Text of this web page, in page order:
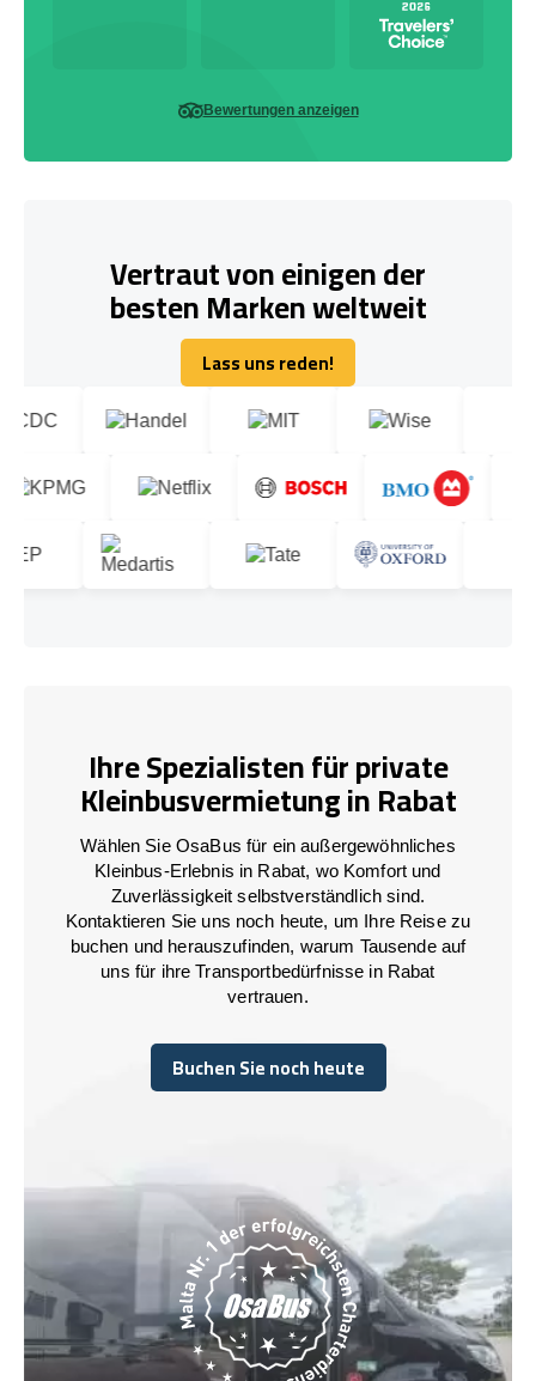
Bewertungen anzeigen
Vertraut von einigen der
besten Marken weltweit
Lass uns reden!
Lass uns reden!
Ihre Spezialisten für private
Kleinbusvermietung in Rabat
Wählen Sie OsaBus für ein außergewöhnliches
Kleinbus-Erlebnis in Rabat, wo Komfort und
Zuverlässigkeit selbstverständlich sind.
Kontaktieren Sie uns noch heute, um Ihre Reise zu
buchen und herauszufinden, warum Tausende auf
uns für ihre Transportbedürfnisse in Rabat
vertrauen.
Buchen Sie noch heute
Buchen Sie noch heute